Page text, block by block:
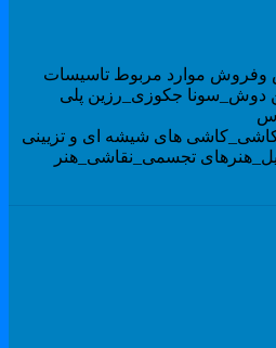
موارد مربوط تاسیسات
جکوزی_رزین پلی
های شیشه ای و تزیینی
تجسمی_نقاشی_هنر